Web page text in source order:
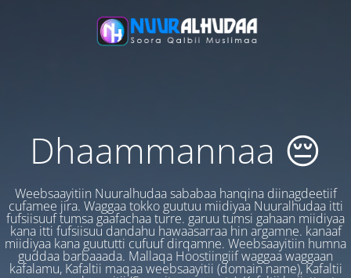
Dhaammannaa 😔
Weebsaayitiin Nuuralhudaa sababaa hanqina diinagdeetiif
cufamee jira. Waggaa tokko guutuu miidiyaa Nuuralhudaa itti
fufsiisuuf tumsa gaafachaa turre. garuu tumsi gahaan miidiyaa
kana itti fufsiisuu dandahu hawaasarraa hin argamne. kanaaf
miidiyaa kana guututti cufuuf dirqamne. Weebsaayitiin humna
guddaa barbaaada. Mallaqa Hoostiingiif waggaa waggaan
kafalamu, Kafaltii maqaa weebsaayitii (domain name), Kafaltii